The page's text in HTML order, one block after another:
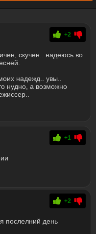
+2
скучен.. надеюсь во
надежд.. увы..
нудно, а возможно
+1
+2
послелний день